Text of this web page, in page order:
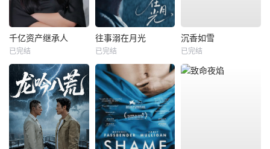
千亿资产继承人
已完结
往事溺在月光
已完结
沉香如雪
已完结